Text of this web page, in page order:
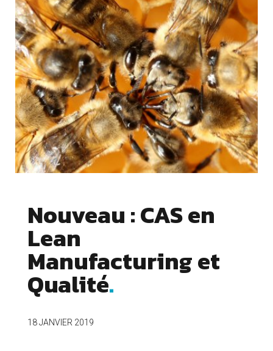
Nouveau : CAS en
Lean
Manufacturing et
Qualité
18 JANVIER 2019